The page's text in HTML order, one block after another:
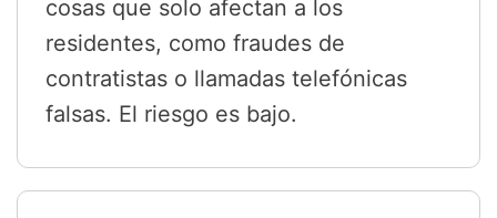
cosas que solo afectan a los
residentes, como fraudes de
contratistas o llamadas telefónicas
falsas. El riesgo es bajo.